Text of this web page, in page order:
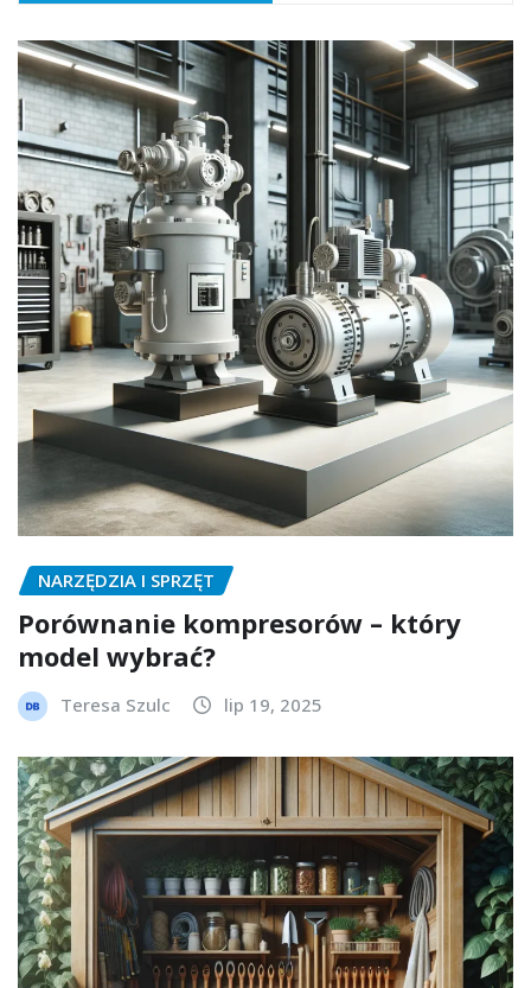
NARZĘDZIA I SPRZĘT
Porównanie kompresorów – który
model wybrać?
Teresa Szulc lip 19, 2025